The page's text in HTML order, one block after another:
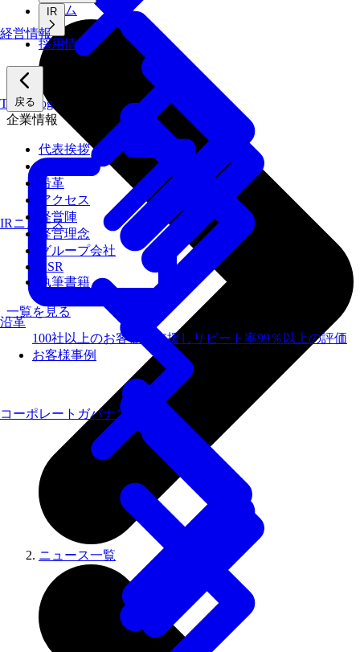
Tech Blog
IRニュース
IR
採用情報
戻る
企業情報
代表挨拶
沿革
アクセス
経営陣
経営理念
グループ会社
CSR
執筆書籍
一覧を見る
沿革
100社以上のお客様を支援しリピート率99％以上の評価
お客様事例
経営情報
コーポレートガバナンス
ホーム
ニュース一覧